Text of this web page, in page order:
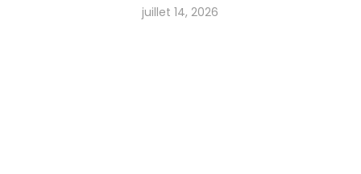
juillet 14, 2026